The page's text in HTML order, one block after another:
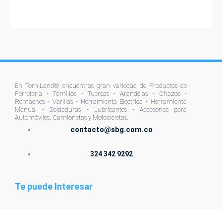
En TorniLand® encuentras gran variedad de Productos de
Ferretería - Tornillos - Tuercas - Arandelas - Chazos -
Remaches - Varillas - Herramienta Eléctrica - Herramienta
Manual - Soldaduras - Lubricantes - Accesorios para
Automóviles, Camionetas y Motocicletas.
contacto@sbg.com.co
324 342 9292
Te puede Interesar